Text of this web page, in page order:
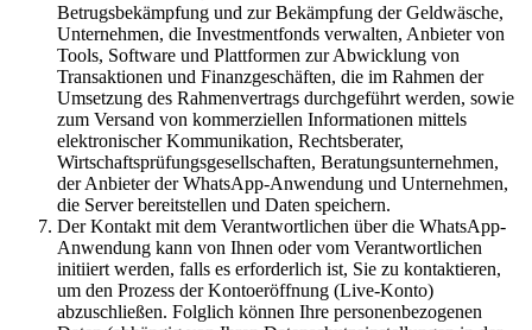
Betrugsbekämpfung und zur Bekämpfung der Geldwäsche,
Unternehmen, die Investmentfonds verwalten, Anbieter von
Tools, Software und Plattformen zur Abwicklung von
Transaktionen und Finanzgeschäften, die im Rahmen der
Umsetzung des Rahmenvertrags durchgeführt werden, sowie
zum Versand von kommerziellen Informationen mittels
elektronischer Kommunikation, Rechtsberater,
Wirtschaftsprüfungsgesellschaften, Beratungsunternehmen,
der Anbieter der WhatsApp-Anwendung und Unternehmen,
die Server bereitstellen und Daten speichern.
Der Kontakt mit dem Verantwortlichen über die WhatsApp-
Anwendung kann von Ihnen oder vom Verantwortlichen
initiiert werden, falls es erforderlich ist, Sie zu kontaktieren,
um den Prozess der Kontoeröffnung (Live-Konto)
abzuschließen. Folglich können Ihre personenbezogenen